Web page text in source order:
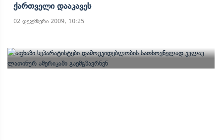
Ქართველი Დააკავეს
02 დეკემბერი 2009, 10:25